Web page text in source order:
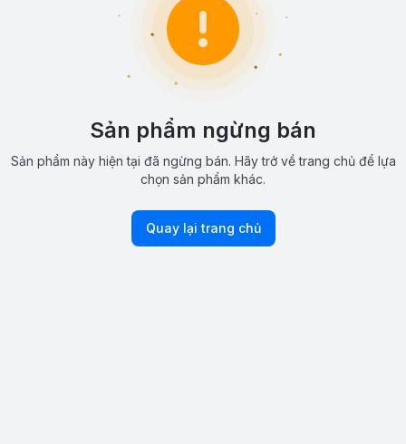
Sản phẩm ngừng bán
Sản phẩm này hiện tại đã ngừng bán. Hãy trở về trang chủ để lựa
chọn sản phẩm khác.
Quay lại trang chủ